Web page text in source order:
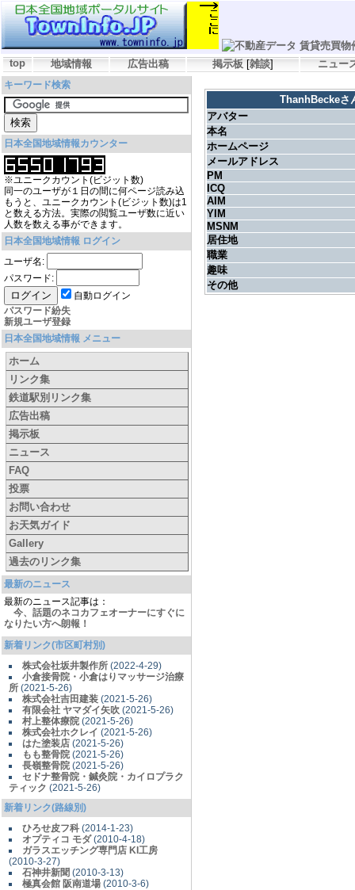
top 地域情報 広告出稿 掲示板 [雑談] ニュー
キーワード検索
日本全国地域情報カウンター
※ユニークカウント(ビジット数)
同一のユーザが１日の間に何ページ読み込
もうと、ユニークカウント(ビジット数)は1
と数える方法。実際の閲覧ユーザ数に近い
人数を数える事ができます。
日本全国地域情報 ログイン
ユーザ名:
パスワード:
自動ログイン
パスワード紛失
新規ユーザ登録
日本全国地域情報 メニュー
ホーム
リンク集
鉄道駅別リンク集
広告出稿
掲示板
ニュース
FAQ
投票
お問い合わせ
お天気ガイド
Gallery
過去のリンク集
最新のニュース
最新のニュース記事は：
今、話題のネコカフェオーナーにすぐに
なりたい方へ朗報！
新着リンク(市区町村別)
株式会社坂井製作所 (2022-4-29)
小倉接骨院・小倉はりマッサージ治療
所 (2021-5-26)
株式会社吉田建装 (2021-5-26)
有限会社 ヤマダイ矢吹 (2021-5-26)
村上整体療院 (2021-5-26)
株式会社ホクレイ (2021-5-26)
はた塗装店 (2021-5-26)
もも整骨院 (2021-5-26)
長嶺整骨院 (2021-5-26)
セドナ整骨院・鍼灸院・カイロプラク
ティック (2021-5-26)
新着リンク(路線別)
ひろせ皮フ科 (2014-1-23)
オプティコ モダ(2010-4-18)
ガラスエッチング専門店 KI工房
(2010-3-27)
石神井新聞 (2010-3-13)
極真会館 阪南道場 (2010-3-6)
ThanhBeckeさ
アバター
本名
ホームページ
メールアドレス
PM
ICQ
AIM
YIM
MSNM
居住地
職業
趣味
その他